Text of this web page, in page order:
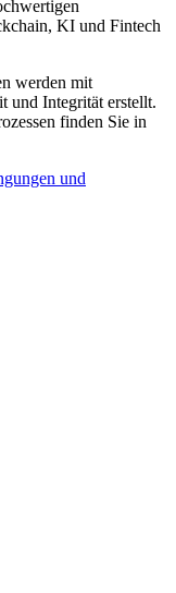
KI und Fintech
werden mit
und Integrität erstellt.
finden Sie in
und